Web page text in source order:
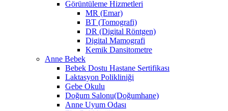
Görüntüleme Hizmetleri
MR (Emar)
BT (Tomografi)
DR (Digital Röntgen)
Digital Mamografi
Kemik Dansitometre
Anne Bebek
Bebek Dostu Hastane Sertifikası
Laktasyon Polikliniği
Gebe Okulu
Doğum Salonu(Doğumhane)
Anne Uyum Odası